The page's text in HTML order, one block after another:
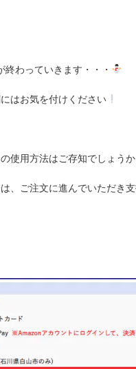
わっていきます・・・
はお気を付けください
使用方法はご存知でしょう
、ご注文に進んでいただき